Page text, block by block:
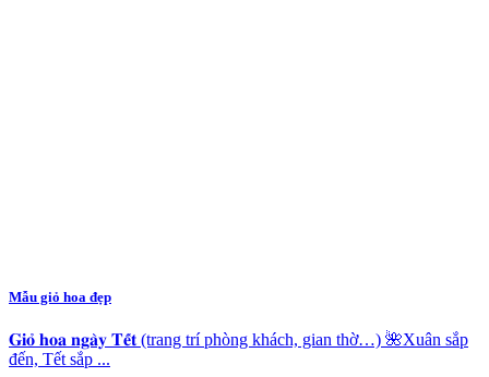
Mẫu giỏ hoa đẹp
𝐆𝐢𝐨̉ 𝐡𝐨𝐚 𝐧𝐠𝐚̀𝐲 𝐓𝐞̂́𝐭 (trang trí phòng khách, gian thờ…) 🌺Xuân sắp
đến, Tết sắp ...